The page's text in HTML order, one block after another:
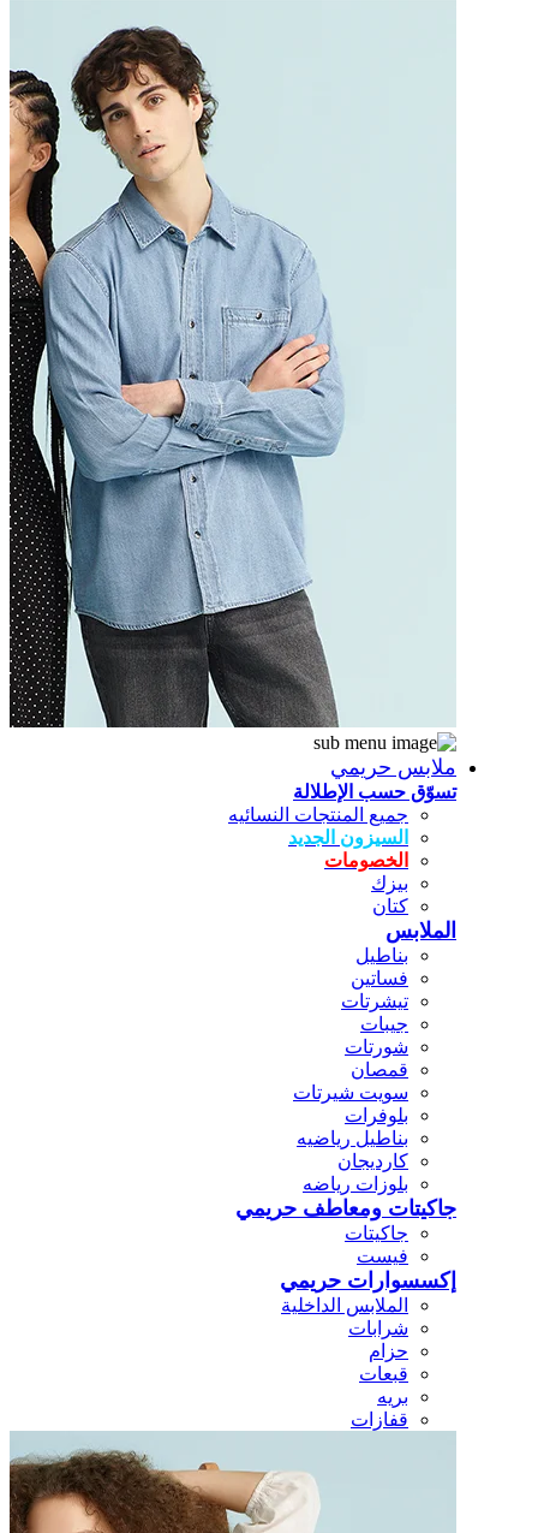
ملابس حريمي
تسوّق حسب الإطلالة
جميع المنتجات النسائيه
السيزون الجديد
الخصومات
بيزك
كتان
الملابس
بناطيل
فساتين
تيشرتات
جيبات
شورتات
قمصان
سويت شيرتات
بلوفرات
بناطيل رياضيه
كارديجان
بلوزات رياضه
جاكيتات ومعاطف حريمي
جاكيتات
فيست
إكسسوارات حريمي
الملابس الداخلية
شرابات
حزام
قبعات
بريه
قفازات